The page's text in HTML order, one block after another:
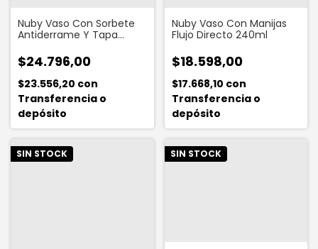
Nuby Vaso Con Sorbete
Antiderrame Y Tapa
$24.796,00
$23.556,20 con
Transferencia o
depósito
Nuby Vaso Con Manijas
Flujo Directo 240ml
$18.598,00
$17.668,10 con
Transferencia o
depósito
SIN STOCK SIN STOCK